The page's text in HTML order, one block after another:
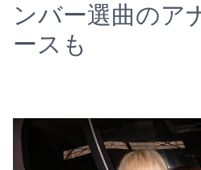
ンバー選曲のア
ースも